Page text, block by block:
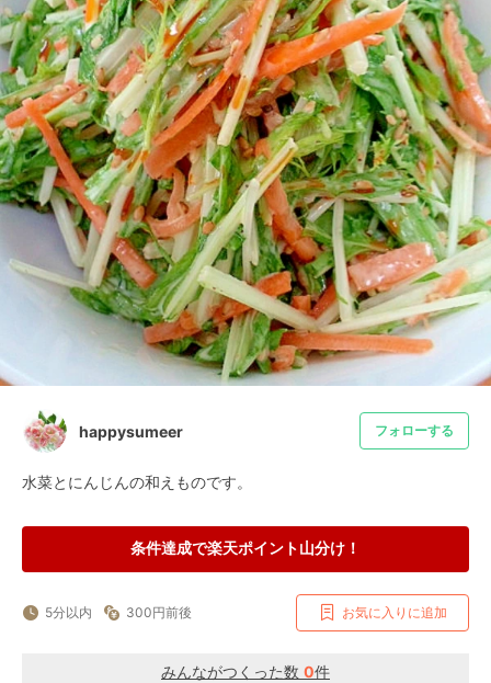
happysumeer フォローする
水菜とにんじんの和えものです。
条件達成で楽天ポイント山分け！
5分以内 300円前後 お気に入りに追加
みんながつくった数 0件